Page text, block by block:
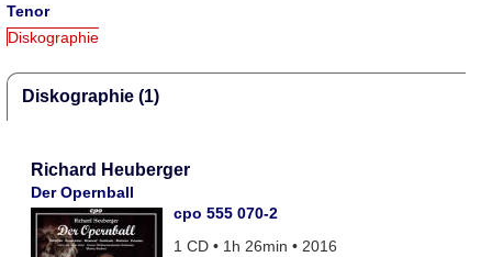
Tenor
Diskographie
Diskographie (1)
Richard Heuberger
Der Opernball
cpo 555 070-2
1 CD • 1h 26min • 2016